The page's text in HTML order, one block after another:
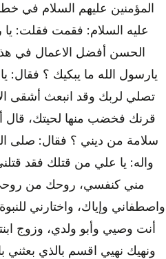
المؤمنين عليهم السلام في
عليه السلام: فقمت فقلت: يا
الحسن أفضل الاعمال في
يارسول الله ما يبكيك ؟
تصلي لربك وقد انبعث أشقى
قرنك فخضب منها لحيتك، قال
سلامة من ديني ؟ فقال: صلى
واله: يا علي من قتلك فقد
مني كنفسي، روحك من روحي
واصطفاني وإياك، واختارني
أنت وصيي وأبو ولدي، وزوج
ونهيك نهيي اقسم بالذي بعثني